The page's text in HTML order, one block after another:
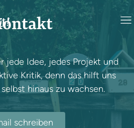
jede Idee, jedes Projekt und
Kritik, denn das hilft uns
hinaus zu wachsen.
schreiben